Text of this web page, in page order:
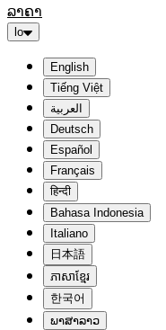
ລາຄາ
lo
English
Tiếng Việt
العربية
Deutsch
Español
Français
हिन्दी
Bahasa Indonesia
Italiano
日本語
ភាសាខ្មែរ
한국어
ພາສາລາວ